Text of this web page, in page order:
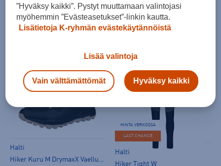
Hiker Trekking Shirt M
(0)
50,00 €
Norm. hinta:120€
Halti
Hiker Kuru M DrymaxX Vaelluskenkä
HINTA VERKOSSA
LAST CHANCE
Halti
Hiker Tight W
”Hyväksy kaikki”. Pystyt muuttamaan valintojasi
myöhemmin ”Evästeasetukset”-linkin kautta.
Lisätietoja K-ryhmän evästekäytännöistä
Lisää valintoja
Vain välttämättömät Hyväksy kaikki